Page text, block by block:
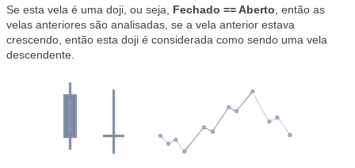
Se esta vela é uma doji, ou seja, Fechado == Aberto , então as
velas anteriores são analisadas, se a vela anterior estava
crescendo, então esta doji é considerada como sendo uma vela
descendente.